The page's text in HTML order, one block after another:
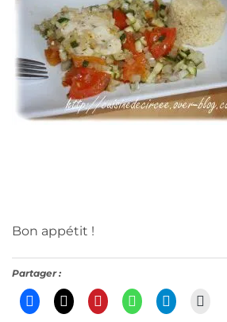
Bon appétit !
Partager :